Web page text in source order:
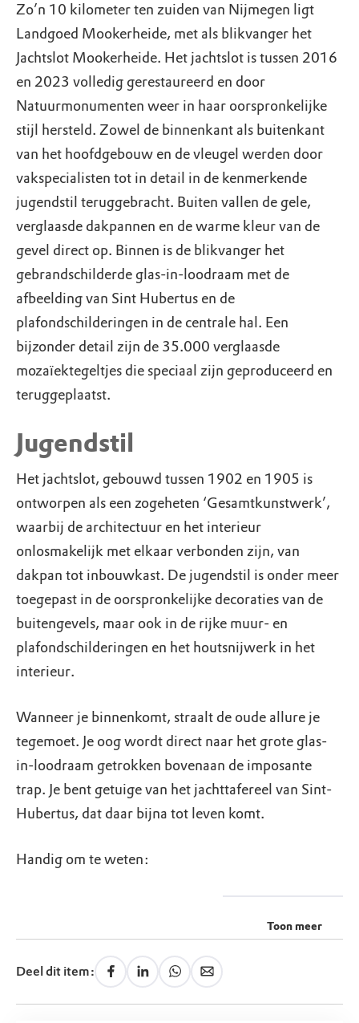
Zo’n 10 kilometer ten zuiden van Nijmegen ligt
Landgoed Mookerheide, met als blikvanger het
Jachtslot Mookerheide. Het jachtslot is tussen 2016
en 2023 volledig gerestaureerd en door
Natuurmonumenten weer in haar oorspronkelijke
stijl hersteld. Zowel de binnenkant als buitenkant
van het hoofdgebouw en de vleugel werden door
vakspecialisten tot in detail in de kenmerkende
jugendstil teruggebracht. Buiten vallen de gele,
verglaasde dakpannen en de warme kleur van de
gevel direct op. Binnen is de blikvanger het
gebrandschilderde glas-in-loodraam met de
afbeelding van Sint Hubertus en de
plafondschilderingen in de centrale hal. Een
bijzonder detail zijn de 35.000 verglaasde
mozaïektegeltjes die speciaal zijn geproduceerd en
teruggeplaatst.
Jugendstil
Het jachtslot, gebouwd tussen 1902 en 1905 is
ontworpen als een zogeheten ‘Gesamtkunstwerk’,
waarbij de architectuur en het interieur
onlosmakelijk met elkaar verbonden zijn, van
dakpan tot inbouwkast. De jugendstil is onder meer
toegepast in de oorspronkelijke decoraties van de
buitengevels, maar ook in de rijke muur- en
plafondschilderingen en het houtsnijwerk in het
interieur.
Wanneer je binnenkomt, straalt de oude allure je
tegemoet. Je oog wordt direct naar het grote glas-
in-loodraam getrokken bovenaan de imposante
trap. Je bent getuige van het jachttafereel van Sint-
Hubertus, dat daar bijna tot leven komt.
Handig om te weten:
Toon meer
Deel dit item: